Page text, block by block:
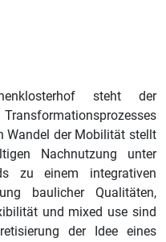
steht der
Wandel der Mobilität stellt
Nachnutzung unter
zu einem integrativen
baulicher Qualitäten,
und mixed use sind
der Idee eines